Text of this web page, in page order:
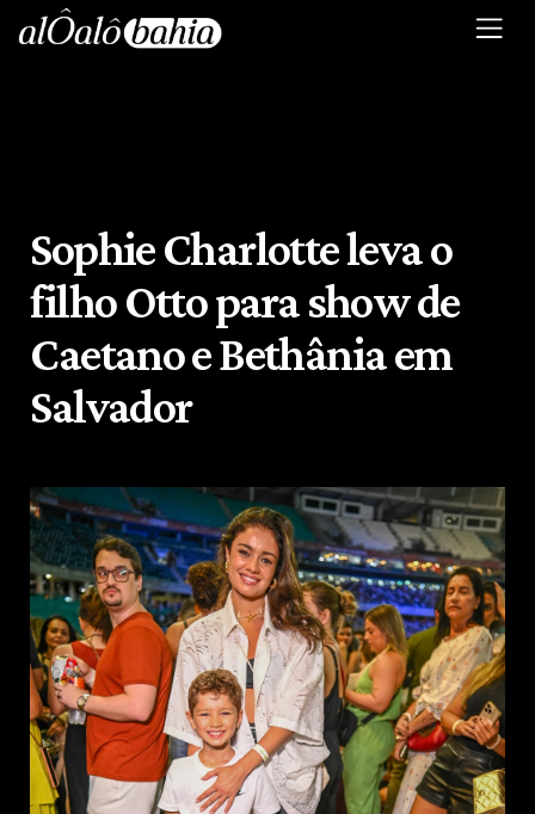
Sophie Charlotte leva o
filho Otto para show de
Caetano e Bethânia em
Salvador